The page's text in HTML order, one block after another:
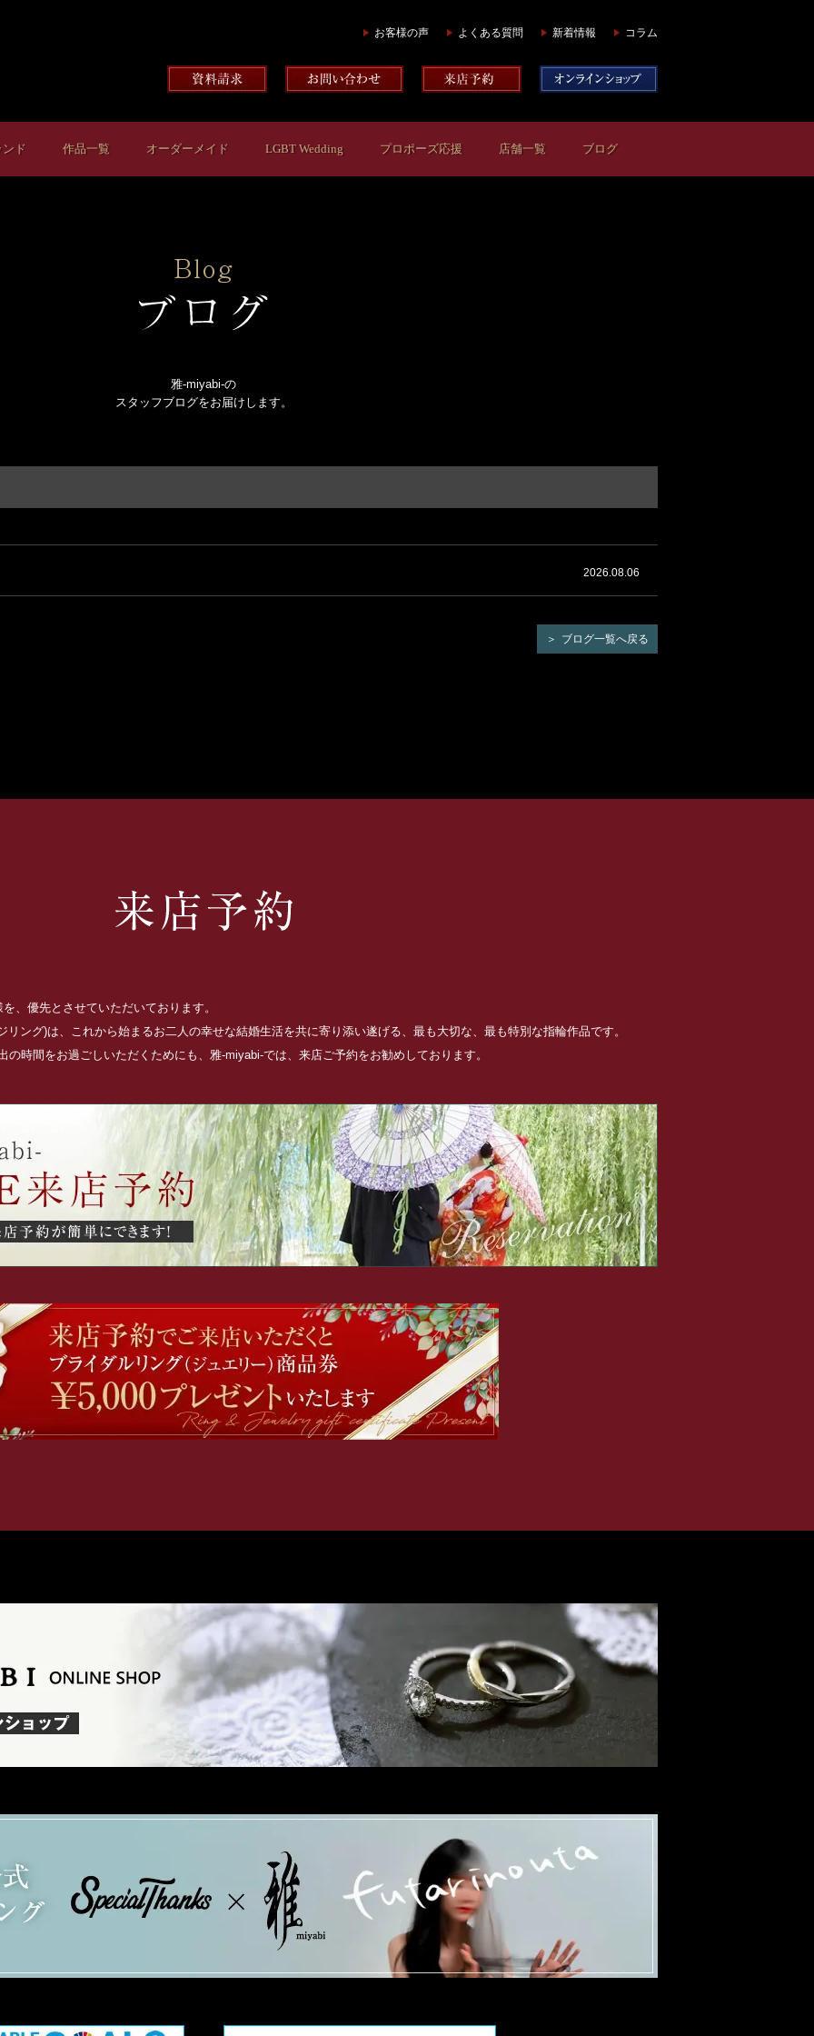
お客様の声 よくある質問 新着情報 コラム
ド 作品一覧 オーダーメイド LGBT Wedding プロポーズ応援 店舗一覧 ブログ
雅-miyabi-の
スタッフブログをお届けします。
2026.08.06
ブログ一覧へ戻る
、優先とさせていただいております。
ング)は、これから始まるお二人の幸せな結婚生活を共に寄り添い遂げる、最も大切な、最も特別な指輪作品です。
時間をお過ごしいただくためにも、雅-miyabi-では、来店ご予約をお勧めしております。